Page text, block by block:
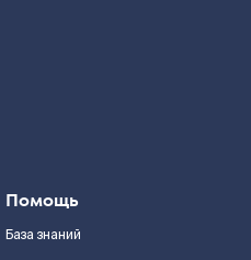
Помощь
База знаний